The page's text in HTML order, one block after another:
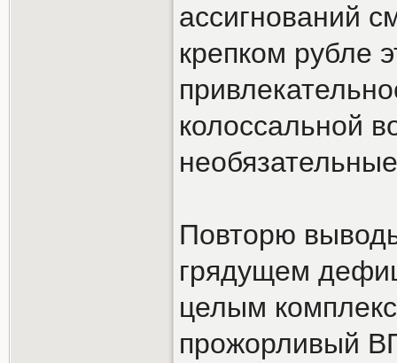
ассигнований
крепком рубле
колоссальной
Повторю
грядущем
целым
прожорливый